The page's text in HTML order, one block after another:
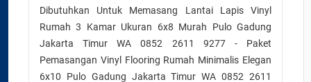
Dibutuhkan Untuk Memasang Lantai Lapis Vinyl
Rumah 3 Kamar Ukuran 6x8 Murah Pulo Gadung
Jakarta Timur WA 0852 2611 9277 - Paket
Pemasangan Vinyl Flooring Rumah Minimalis Elegan
6x10 Pulo Gadung Jakarta Timur WA 0852 2611